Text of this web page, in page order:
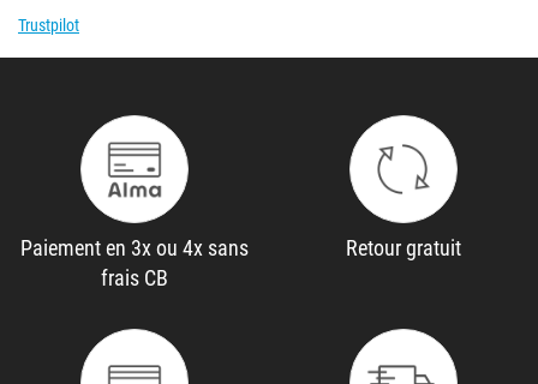
sous-
Trustpilot
Paiement en 3x ou 4x sans
frais CB
Retour gratuit